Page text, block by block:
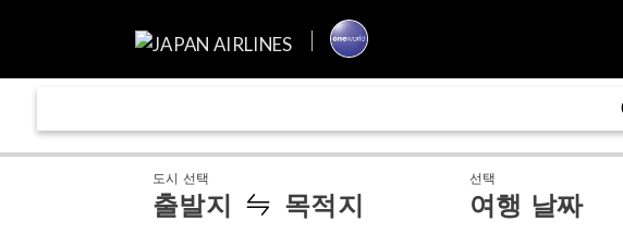
도시 선택
출발지 목적지
선택
여행 날짜